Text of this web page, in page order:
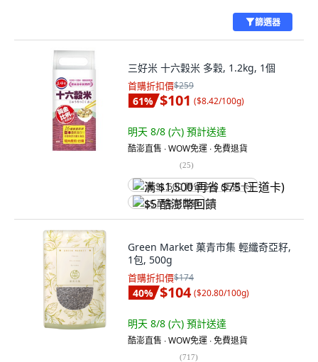
篩選器
三好米 十六穀米 多穀, 1.2kg, 1個
首購折扣價$259
61% $101 ($8.42/100g)
明天 8/8 (六) 預計送達
酷澎直售 ∙ WOW免運 ∙ 免費退貨
(25)
满 $1,500 再省 $75 (王道卡)
$5 酷澎幣回饋
Green Market 菓青市集 輕纖奇亞籽,
1包, 500g
首購折扣價$174
40% $104 ($20.80/100g)
明天 8/8 (六) 預計送達
酷澎直售 ∙ WOW免運 ∙ 免費退貨
(717)